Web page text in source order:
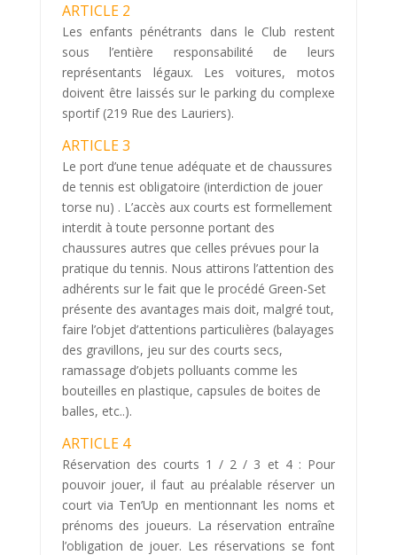
ARTICLE 2
Les enfants pénétrants dans le Club restent
sous l’entière responsabilité de leurs
représentants légaux. Les voitures, motos
doivent être laissés sur le parking du complexe
sportif (219 Rue des Lauriers).
ARTICLE 3
Le port d’une tenue adéquate et de chaussures
de tennis est obligatoire (interdiction de jouer
torse nu) . L’accès aux courts est formellement
interdit à toute personne portant des
chaussures autres que celles prévues pour la
pratique du tennis. Nous attirons l’attention des
adhérents sur le fait que le procédé Green-Set
présente des avantages mais doit, malgré tout,
faire l’objet d’attentions particulières (balayages
des gravillons, jeu sur des courts secs,
ramassage d’objets polluants comme les
bouteilles en plastique, capsules de boites de
balles, etc..).
ARTICLE 4
Réservation des courts 1 / 2 / 3 et 4 : Pour
pouvoir jouer, il faut au préalable réserver un
court via Ten’Up en mentionnant les noms et
prénoms des joueurs. La réservation entraîne
l’obligation de jouer. Les réservations se font